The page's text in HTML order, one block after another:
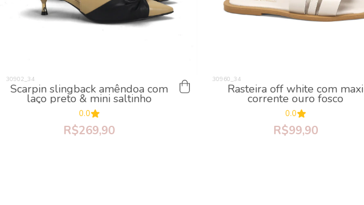
Scarpin slingback amêndoa com
laço preto & mini saltinho
0.0
R$269,90
Rasteira off white com maxi
corrente ouro fosco
0.0
R$99,90